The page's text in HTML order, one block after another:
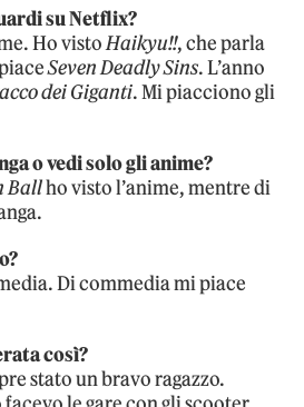
su Netflix?
Ho vistoHaikyu!!, che parla
Seven Deadly Sins. L’anno
dei Giganti. Mi piacciono gli
o vedi solo gli anime?
Ballho visto l’anime, mentre di
Di commedia mi piace
così?
stato un bravo ragazzo.